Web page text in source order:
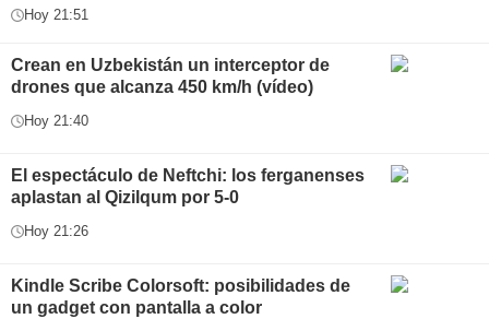
Hoy 21:51
Crean en Uzbekistán un interceptor de
drones que alcanza 450 km/h (vídeo)
Hoy 21:40
El espectáculo de Neftchi: los ferganenses
aplastan al Qizilqum por 5-0
Hoy 21:26
Kindle Scribe Colorsoft: posibilidades de
un gadget con pantalla a color